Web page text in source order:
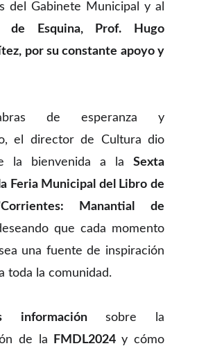
del Gabinete Municipal y al
de Esquina, Prof. Hugo
por su constante apoyo y
de esperanza y
el director de Cultura dio
la bienvenida a la Sexta
Feria Municipal del Libro de
Manantial de
que cada momento
una fuente de inspiración
toda la comunidad.
información sobre la
de la
FMDL2024y cómo